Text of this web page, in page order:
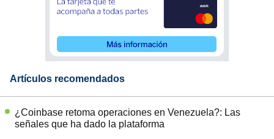
Artículos recomendados
¿Coinbase retoma operaciones en Venezuela?: Las
señales que ha dado la plataforma